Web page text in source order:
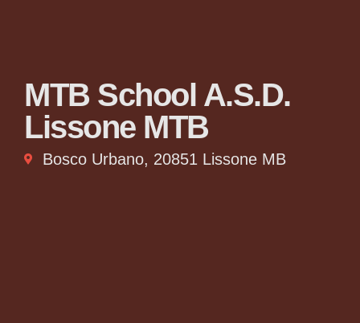
MTB School A.S.D.
Lissone MTB
Bosco Urbano, 20851 Lissone MB